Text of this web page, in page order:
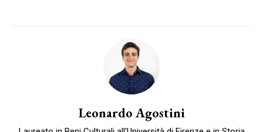
Leonardo Agostini